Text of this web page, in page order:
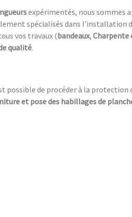
expérimentés, nous sommes
spécialisés dans l’installation
vos travaux (bandeaux, Charpente
qualité.
possible de procéder à la protection
et pose des habillages de